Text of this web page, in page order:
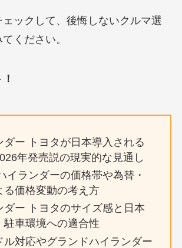
ックして、後悔しないクルマ選
ください。
ダー トヨタが日本導入される
年発売説の現実的な見通し
イランダーの価格帯や為替・
る価格変動の考え方
ダー トヨタのサイズ感と日本
駐車環境への適合性
ル対応やグランドハイランダー